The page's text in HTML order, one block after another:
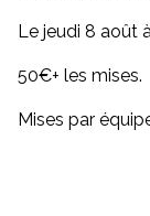
Culture & Loisirs
Le jeudi 8 août
50€+ les mises.
Mises par